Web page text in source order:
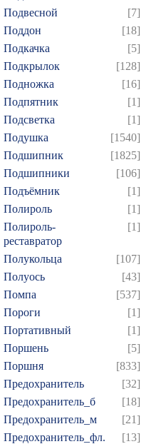
Подвесной
[7]
Поддон
[18]
Подкачка
[5]
Подкрылок
[128]
Подножка
[16]
Подпятник
[1]
Подсветка
[1]
Подушка
[1540]
Подшипник
[1825]
Подшипники
[106]
Подъёмник
[1]
Полироль
[1]
Полироль-
реставратор
[1]
Полукольца
[107]
Полуось
[43]
Помпа
[537]
Пороги
[1]
Портативный
[1]
Поршень
[5]
Поршня
[833]
Предохранитель
[32]
Предохранитель_б
[18]
Предохранитель_м
[21]
Предохранитель_фл.
[13]